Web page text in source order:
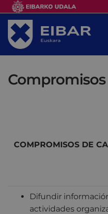
Compromisos
COMPROMISOS DE
Difundir
actividades